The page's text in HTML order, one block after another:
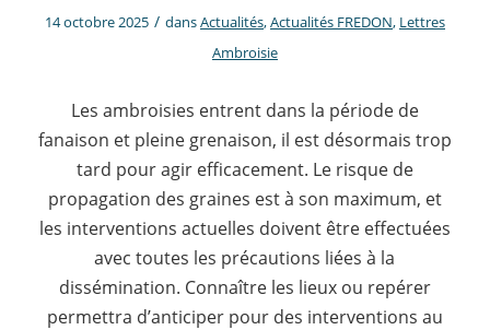
14 octobre 2025 / dansActualités,Actualités FREDON, Lettres
Ambroisie
Les ambroisies entrent dans la période de
fanaison et pleine grenaison, il est désormais trop
tard pour agir efficacement. Le risque de
propagation des graines est à son maximum, et
les interventions actuelles doivent être effectuées
avec toutes les précautions liées à la
dissémination. Connaître les lieux ou repérer
permettra d’anticiper pour des interventions au